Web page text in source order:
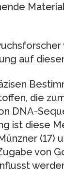
auf
die
DNA-
ist diese
(17)
von